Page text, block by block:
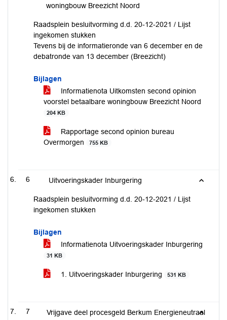
woningbouw Breezicht Noord
Raadsplein besluitvorming d.d. 20-12-2021 / Lijst
ingekomen stukken
Tevens bij de informatieronde van 6 december en de
debatronde van 13 december (Breezicht)
Bijlagen
Informatienota Uitkomsten second opinion
voorstel betaalbare woningbouw Breezicht Noord
204 KB
Rapportage second opinion bureau
Overmorgen
755 KB
6 Uitvoeringskader Inburgering
Raadsplein besluitvorming d.d. 20-12-2021 / Lijst
ingekomen stukken
Bijlagen
Informatienota Uitvoeringskader Inburgering
31 KB
1. Uitvoeringskader Inburgering 531 KB
7
Vrijgave deel procesgeld Berkum Energieneutraal